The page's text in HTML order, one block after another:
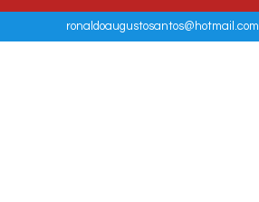
ronaldoaugustosantos@hotmail.com